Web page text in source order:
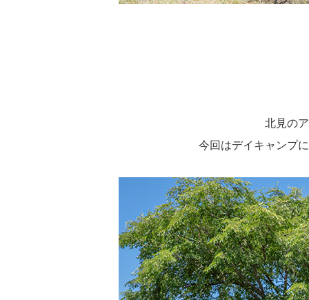
北見の
今回はデイキャンプ